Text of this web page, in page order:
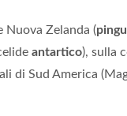
Nuova Zelanda (
antartico), sulla
di Sud America